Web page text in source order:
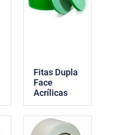
Fitas Dupla
Face
Acrílicas